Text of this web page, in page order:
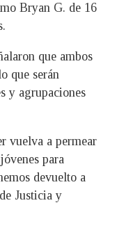
Bryan G. de 16
que ambos
que serán
y agrupaciones
vuelva a permear
para
devuelto a
Justicia y